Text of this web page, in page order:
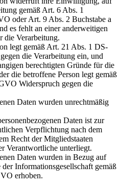
gemäß Art. 6 Abs. 1
oder Art. 9 Abs. 2 Buchstabe a
es fehlt an einer anderweitigen
die Verarbeitung.
legt gemäß Art. 21 Abs. 1 DS-
die Verarbeitung ein, und
berechtigten Gründe für die
die betroffene Person legt gemäß
Widerspruch gegen die
Daten wurden unrechtmäßig
Daten ist zur
Verpflichtung nach dem
Recht der Mitgliedstaaten
Verantwortliche unterliegt.
Daten wurden in Bezug auf
der Informationsgesellschaft gemäß
erhoben.